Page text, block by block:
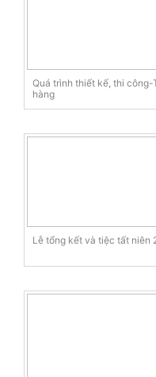
Quá trình thiết kế, thi
hàng
Lễ tổng kết và tiệc tất niên